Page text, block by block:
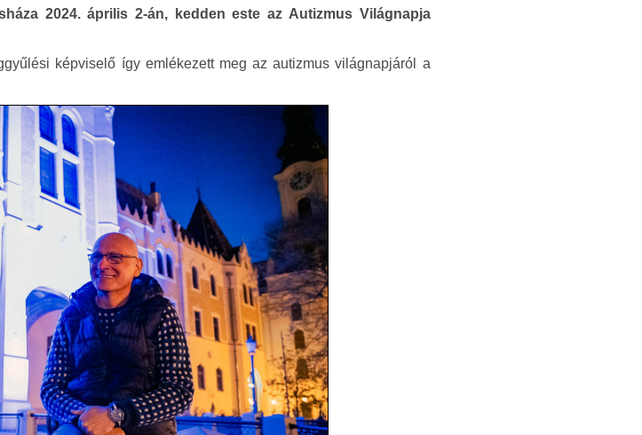
2024. április 2-án, kedden este az Autizmus Világnapja
képviselő így emlékezett meg az autizmus világnapjáról a